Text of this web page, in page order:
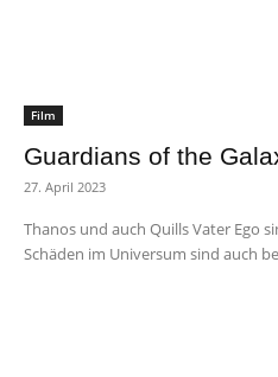
Film
Guardians of the
27. April 2023
Thanos und auch Quills Vater Ego
Schäden im Universum sind auch